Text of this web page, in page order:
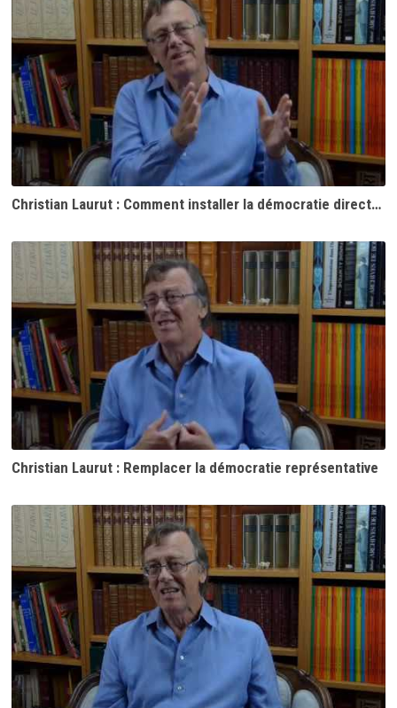
Christian Laurut : Comment installer la démocratie directe ?
Christian Laurut : Remplacer la démocratie représentative